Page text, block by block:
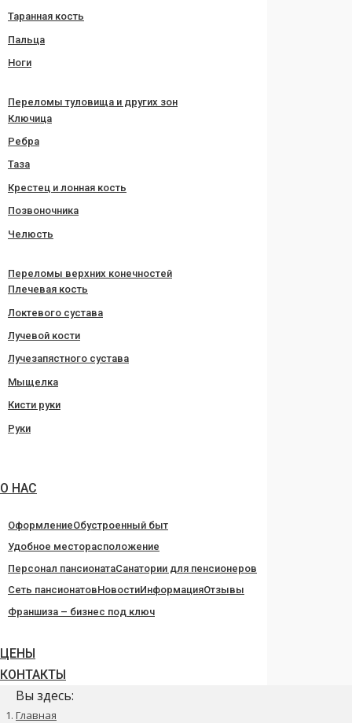
Таранная кость
Пальца
Ноги
Переломы туловища и других зон
Ключица
Ребра
Таза
Крестец и лонная кость
Позвоночника
Челюсть
Переломы верхних конечностей
Плечевая кость
Локтевого сустава
Лучевой кости
Лучезапястного сустава
Мыщелка
Кисти руки
Руки
О НАС
ОформлениеОбустроенный быт
Удобное месторасположение
Персонал пансионатаСанатории для пенсионеров
Сеть пансионатовНовостиИнформацияОтзывы
Франшиза – бизнес под ключ
ЦЕНЫ
КОНТАКТЫ
Вы здесь:
Главная